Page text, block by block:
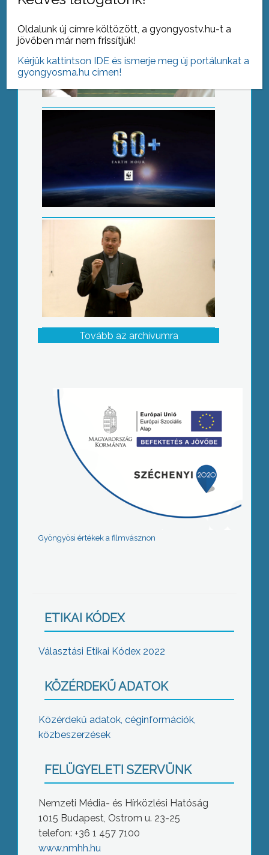
A Föld órája
Örök igazságok
Tovább az archívumra
Gyöngyösi értékek a filmvásznon
ETIKAI KÓDEX
Választási Etikai Kódex 2022
KÖZÉRDEKŰ ADATOK
Közérdekű adatok, céginformációk,
közbeszerzések
FELÜGYELETI SZERVÜNK
Nemzeti Média- és Hírközlési Hatóság
1015 Budapest, Ostrom u. 23-25
telefon: +36 1 457 7100
www.nmhh.hu
Oldalunk új címre költözött, a gyongyostv.hu-t a
jövőben már nem frissítjük!
Kérjük kattintson IDE és ismerje meg új portálunkat a
gyongyosma.hu címen!